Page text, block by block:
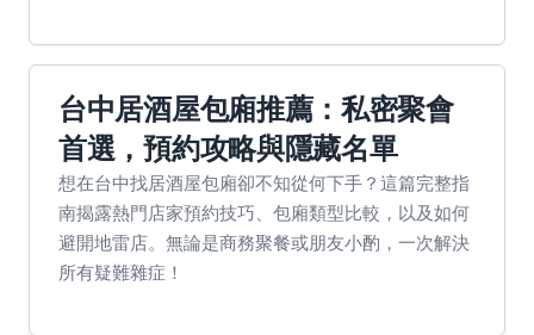
台中居酒屋包廂推薦：私密聚會
首選，預約攻略與隱藏名單
想在台中找居酒屋包廂卻不知從何下手？這篇完整指
南揭露熱門店家預約技巧、包廂類型比較，以及如何
避開地雷店。無論是商務聚餐或朋友小酌，一次解決
所有疑難雜症！